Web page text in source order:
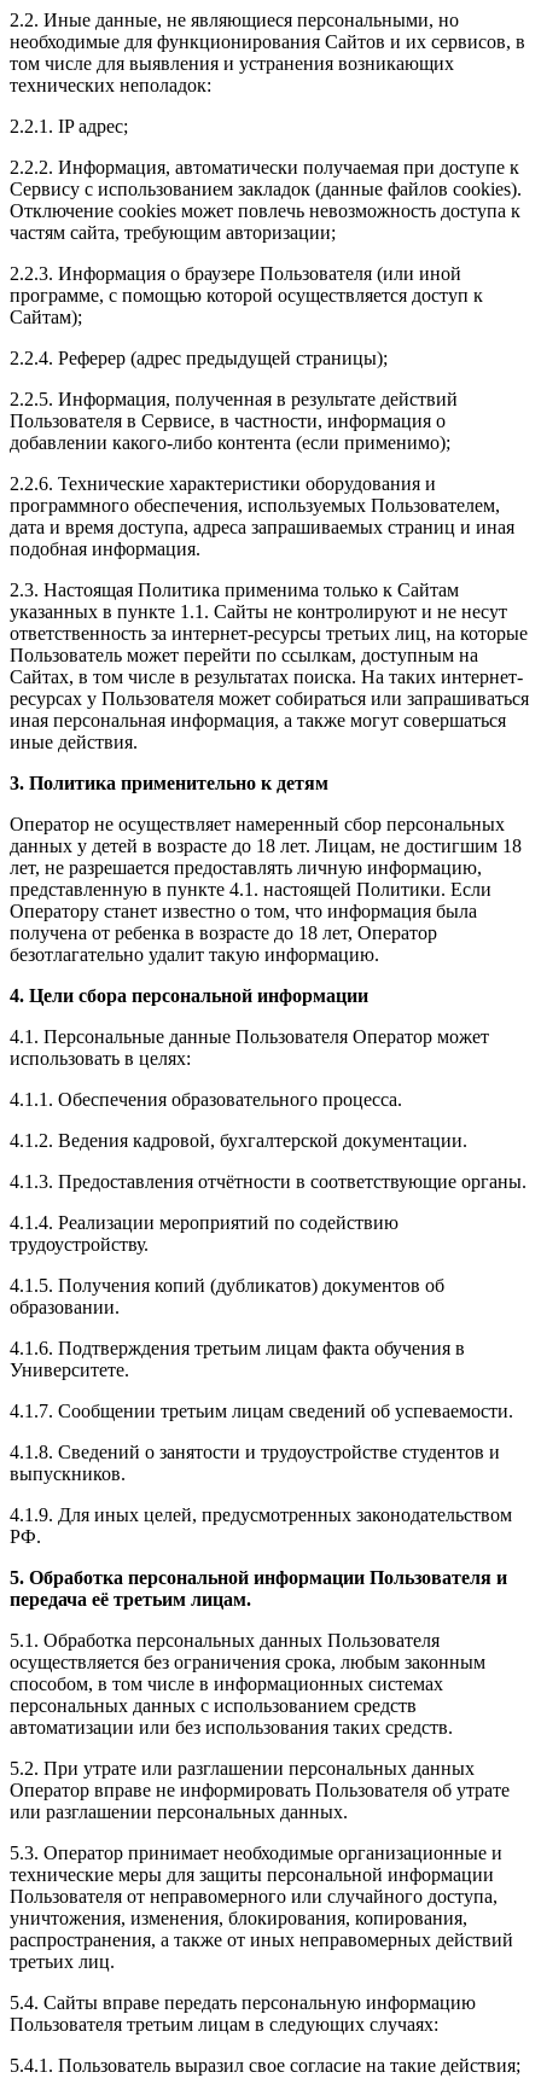
2.2. Иные данные, не являющиеся персональными, но
необходимые для функционирования Сайтов и их сервисов, в
том числе для выявления и устранения возникающих
технических неполадок:
2.2.1. IP адрес;
2.2.2. Информация, автоматически получаемая при доступе к
Сервису с использованием закладок (данные файлов cookies).
Отключение cookies может повлечь невозможность доступа к
частям сайта, требующим авторизации;
2.2.3. Информация о браузере Пользователя (или иной
программе, с помощью которой осуществляется доступ к
Сайтам);
2.2.4. Реферер (адрес предыдущей страницы);
2.2.5. Информация, полученная в результате действий
Пользователя в Сервисе, в частности, информация о
добавлении какого-либо контента (если применимо);
2.2.6. Технические характеристики оборудования и
программного обеспечения, используемых Пользователем,
дата и время доступа, адреса запрашиваемых страниц и иная
подобная информация.
2.3. Настоящая Политика применима только к Сайтам
указанных в пункте 1.1. Сайты не контролируют и не несут
ответственность за интернет-ресурсы третьих лиц, на которые
Пользователь может перейти по ссылкам, доступным на
Сайтах, в том числе в результатах поиска. На таких интернет-
ресурсах у Пользователя может собираться или запрашиваться
иная персональная информация, а также могут совершаться
иные действия.
3. Политика применительно к детям
Оператор не осуществляет намеренный сбор персональных
данных у детей в возрасте до 18 лет. Лицам, не достигшим 18
лет, не разрешается предоставлять личную информацию,
представленную в пункте 4.1. настоящей Политики. Если
Оператору станет известно о том, что информация была
получена от ребенка в возрасте до 18 лет, Оператор
безотлагательно удалит такую информацию.
4. Цели сбора персональной информации
4.1. Персональные данные Пользователя Оператор может
использовать в целях:
4.1.1. Обеспечения образовательного процесса.
4.1.2. Ведения кадровой, бухгалтерской документации.
4.1.3. Предоставления отчётности в соответствующие органы.
4.1.4. Реализации мероприятий по содействию
трудоустройству.
4.1.5. Получения копий (дубликатов) документов об
образовании.
4.1.6. Подтверждения третьим лицам факта обучения в
Университете.
4.1.7. Сообщении третьим лицам сведений об успеваемости.
4.1.8. Сведений о занятости и трудоустройстве студентов и
выпускников.
4.1.9. Для иных целей, предусмотренных законодательством
РФ.
5. Обработка персональной информации Пользователя и
передача её третьим лицам.
5.1. Обработка персональных данных Пользователя
осуществляется без ограничения срока, любым законным
способом, в том числе в информационных системах
персональных данных с использованием средств
автоматизации или без использования таких средств.
5.2. При утрате или разглашении персональных данных
Оператор вправе не информировать Пользователя об утрате
или разглашении персональных данных.
5.3. Оператор принимает необходимые организационные и
технические меры для защиты персональной информации
Пользователя от неправомерного или случайного доступа,
уничтожения, изменения, блокирования, копирования,
распространения, а также от иных неправомерных действий
третьих лиц.
5.4. Сайты вправе передать персональную информацию
Пользователя третьим лицам в следующих случаях:
5.4.1. Пользователь выразил свое согласие на такие действия;